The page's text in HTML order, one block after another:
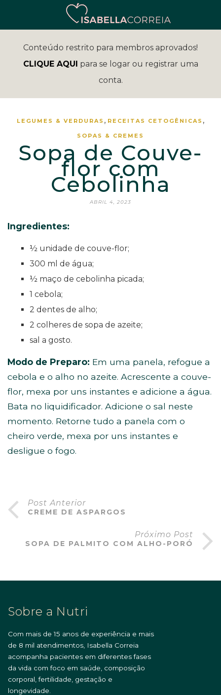
Conteúdo restrito para membros aprovados!
CLIQUE AQUI para se logar ou registrar uma
conta.
LEGUMES & VERDURAS , RECEITAS CETOGÊNICAS ,
SOPAS & CREMES
Sopa de Couve-
flor com
Cebolinha
ABRIL 4, 2023
Ingredientes:
½ unidade de couve-flor;
300 ml de água;
½ maço de cebolinha picada;
1 cebola;
2 dentes de alho;
2 colheres de sopa de azeite;
sal a gosto.
Modo de Preparo: Em uma panela, refogue a
cebola e o alho no azeite. Acrescente a couve-
flor, mexa por uns instantes e adicione a água.
Bata no liquidificador. Adicione o sal neste
momento. Retorne tudo a panela com o
cheiro verde, mexa por uns instantes e
desligue o fogo.
Post Anterior
CREME DE ASPARGOS
Próximo Post
SOPA DE PALMITO COM ALHO-PORÓ
Sobre a Nutri
Com mais de 15 anos de experiência e mais
de 8 mil atendimentos, Isabella Correia
acompanha pacientes em diferentes fases
da vida com foco em saúde, composição
corporal, fertilidade, gestação e
longevidade.